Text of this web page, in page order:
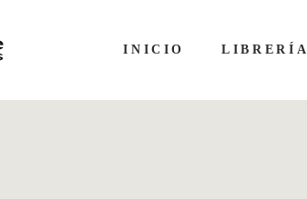
INICIO LIBRERÍA